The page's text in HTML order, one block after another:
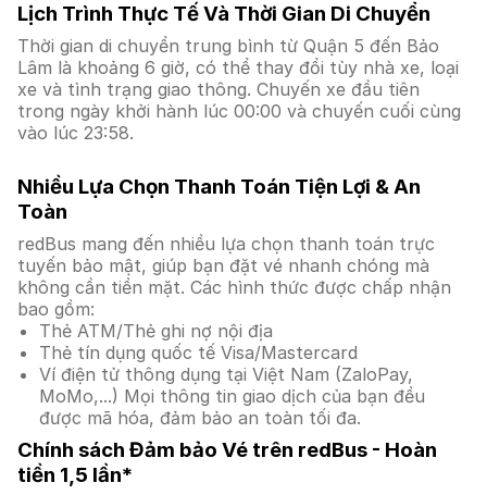
Lịch Trình Thực Tế Và Thời Gian Di Chuyển
Thời gian di chuyển trung bình từ Quận 5 đến Bảo
Lâm là khoảng 6 giờ, có thể thay đổi tùy nhà xe, loại
xe và tình trạng giao thông. Chuyến xe đầu tiên
trong ngày khởi hành lúc 00:00 và chuyến cuối cùng
vào lúc 23:58.
Nhiều Lựa Chọn Thanh Toán Tiện Lợi & An
Toàn
redBus mang đến nhiều lựa chọn thanh toán trực
tuyến bảo mật, giúp bạn đặt vé nhanh chóng mà
không cần tiền mặt. Các hình thức được chấp nhận
bao gồm:
Thẻ ATM/Thẻ ghi nợ nội địa
Thẻ tín dụng quốc tế Visa/Mastercard
Ví điện tử thông dụng tại Việt Nam (ZaloPay,
MoMo,...) Mọi thông tin giao dịch của bạn đều
được mã hóa, đảm bảo an toàn tối đa.
Chính sách Đảm bảo Vé trên redBus - Hoàn
tiền 1,5 lần*